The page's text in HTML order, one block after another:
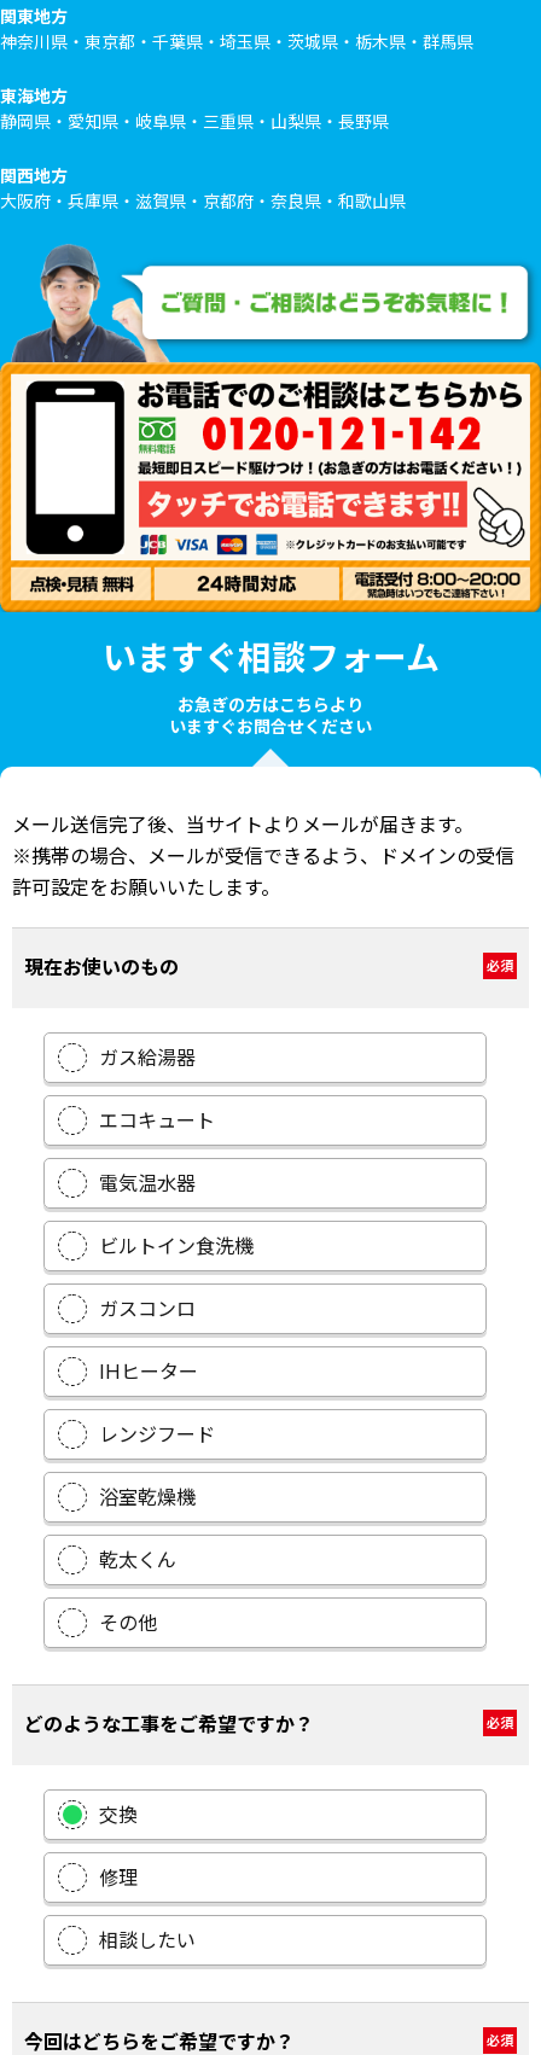
関東地方
神奈川県・東京都・千葉県・埼玉県・茨城県・栃木県・群馬県
東海地方
静岡県・愛知県・岐阜県・三重県・山梨県・長野県
関西地方
大阪府・兵庫県・滋賀県・京都府・奈良県・和歌山県
いますぐ相談フォーム
お急ぎの方はこちらより
いますぐお問合せください
メール送信完了後、当サイトよりメールが届きます。
※携帯の場合、メールが受信できるよう、ドメインの受信
許可設定をお願いいたします。
現在お使いのもの 必須
ガス給湯器
エコキュート
電気温水器
ビルトイン食洗機
ガスコンロ
IHヒーター
レンジフード
浴室乾燥機
乾太くん
その他
どのような工事をご希望ですか？ 必須
交換
修理
相談したい
今回はどちらをご希望ですか？ 必須